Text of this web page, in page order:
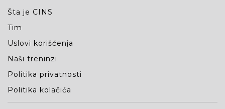
Šta je CINS
Tim
Uslovi korišćenja
Naši treninzi
Politika privatnosti
Politika kolačića